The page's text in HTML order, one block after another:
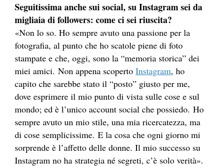
Seguitissima anche sui social, su Instagram sei da
migliaia di followers: come ci sei riuscita?
«Non lo so. Ho sempre avuto una passione per la
fotografia, al punto che ho scatole piene di foto
stampate e che, oggi, sono la “memoria storica” dei
miei amici. Non appena scoperto Instagram, ho
capito che sarebbe stato il “posto” giusto per me,
dove esprimere il mio punto di vista sulle cose e sul
mondo; ed è l’unico account social che possiedo. Ho
sempre avuto un mio stile, una mia ricercatezza, ma
di cose semplicissime. E la cosa che ogni giorno mi
sorprende è l’affetto delle donne. Il mio successo su
Instagram no ha strategia né segreti, c’è solo verità».